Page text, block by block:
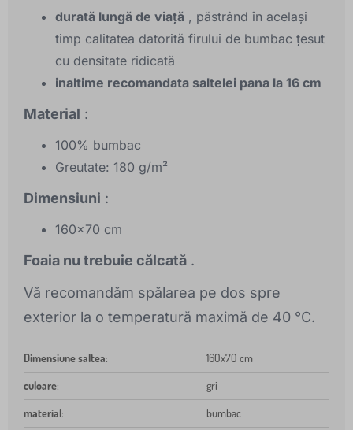
durată lungă de viață , păstrând în același
timp calitatea datorită firului de bumbac țesut
cu densitate ridicată
inaltime recomandata saltelei pana la 16 cm
Material :
100% bumbac
Greutate: 180 g/m²
Dimensiuni :
160x70 cm
Foaia nu trebuie călcată .
Vă recomandăm spălarea pe dos spre
exterior la o temperatură maximă de 40 °C.
Dimensiune saltea: 160x70 cm
culoare: gri
material: bumbac